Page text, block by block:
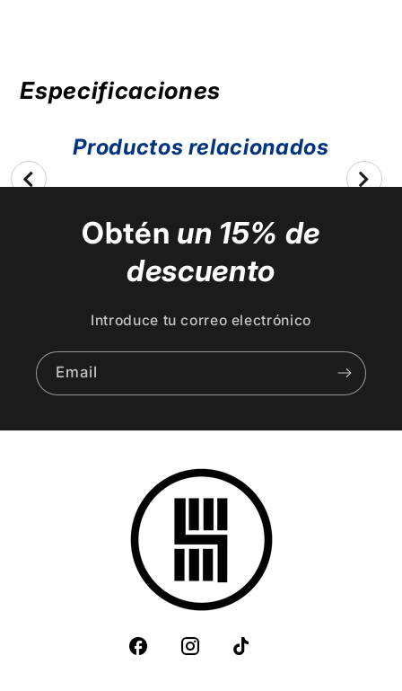
Especificaciones
Productos relacionados
Obtén un 15% de
descuento
Introduce tu correo electrónico
Email